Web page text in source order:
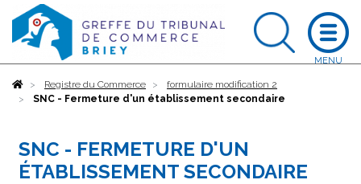
AccueilRegistre du Commerce
formulaire modification 2
SNC - Fermeture d'un établissement secondaire
SNC - FERMETURE D'UN
ÉTABLISSEMENT SECONDAIRE